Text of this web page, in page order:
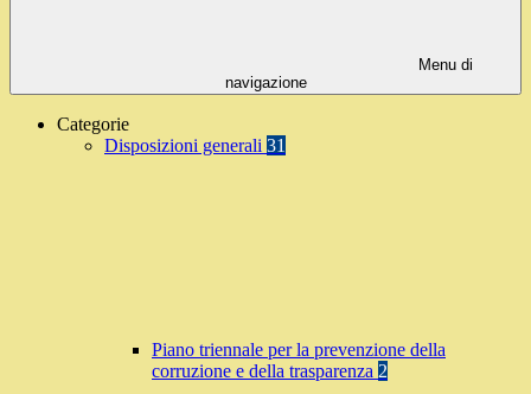
Menu di
navigazione
Categorie
Disposizioni generali 31
Piano triennale per la prevenzione della
corruzione e della trasparenza 2